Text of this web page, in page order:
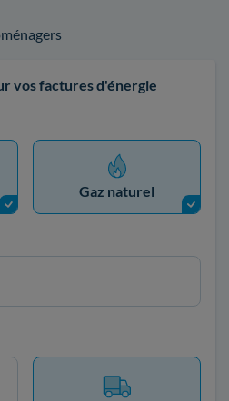
vos factures d'énergie
Gaz naturel